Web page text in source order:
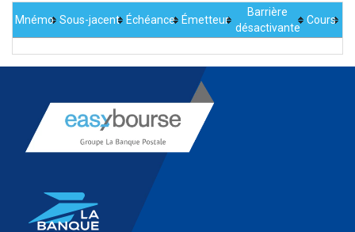
Mnémo Sous-jacent Échéance Émetteur
Barrière
désactivante
Cours